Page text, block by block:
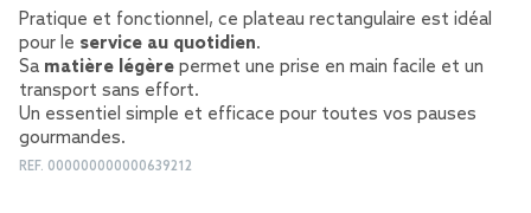
Pratique et fonctionnel, ce plateau rectangulaire est idéal
pour le service au quotidien.
Sa matière légère permet une prise en main facile et un
transport sans effort.
Un essentiel simple et efficace pour toutes vos pauses
gourmandes.
REF. 000000000000639212